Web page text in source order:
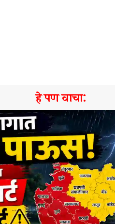
हे पण वाचा: